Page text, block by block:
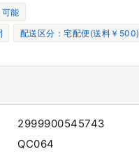
能
配送区分：宅配便(送料￥500)
2999900545743
QC064